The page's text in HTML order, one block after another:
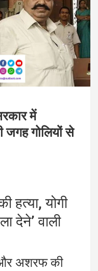
में
गोलियों से
योगी
देने’ वाली
अशरफ की